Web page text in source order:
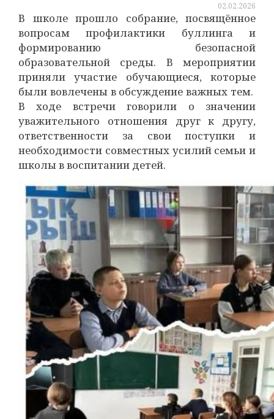
02.02.2026
В школе прошло собрание, посвящённое
вопросам профилактики буллинга и
формированию безопасной
образовательной среды. В мероприятии
приняли участие обучающиеся, которые
были вовлечены в обсуждение важных тем.
В ходе встречи говорили о значении
уважительного отношения друг к другу,
ответственности за свои поступки и
необходимости совместных усилий семьи и
школы в воспитании детей.